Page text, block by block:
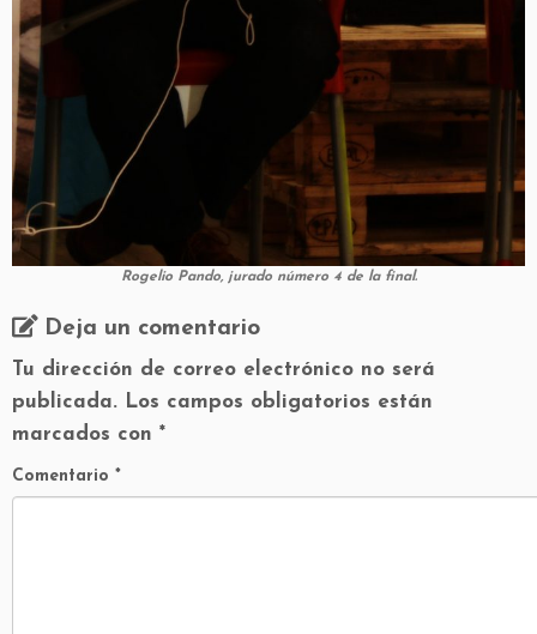
Rogelio Pando, jurado número 4 de la final.
Deja un comentario
Tu dirección de correo electrónico no será
publicada. Los campos obligatorios están
marcados con *
Comentario *